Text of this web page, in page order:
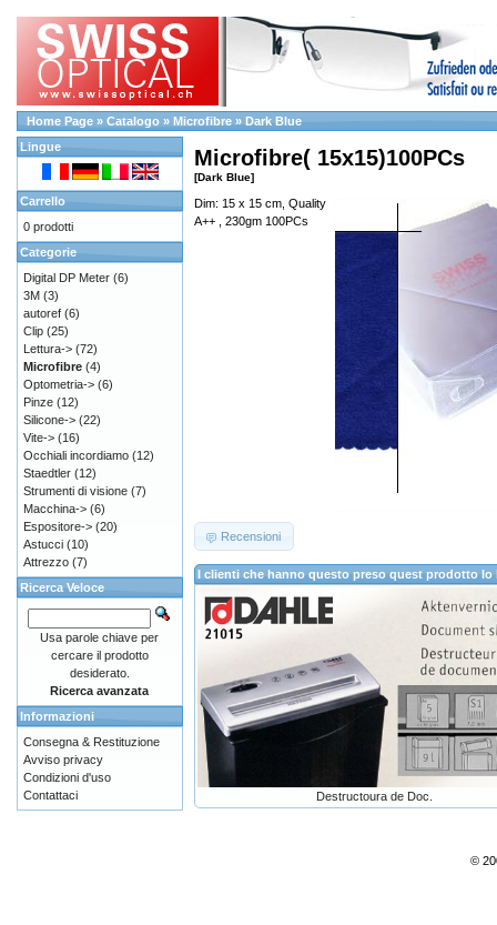
Home Page » Catalogo » Microfibre » Dark Blue
Microfibre( 15x15)100PCs
[Dark Blue]
Dim: 15 x 15 cm, Quality
A++ , 230gm 100PCs
Recensioni
I clienti che hanno questo preso quest prodotto
Destructoura de Doc.
Lingue
Carrello
0 prodotti
Categorie
Digital DP Meter (6)
3M (3)
autoref (6)
Clip (25)
Lettura-> (72)
Microfibre (4)
Optometria-> (6)
Pinze (12)
Silicone-> (22)
Vite-> (16)
Occhiali incordiamo (12)
Staedtler (12)
Strumenti di visione (7)
Macchina-> (6)
Espositore-> (20)
Astucci (10)
Attrezzo (7)
Ricerca Veloce
Usa parole chiave per
cercare il prodotto
desiderato.
Ricerca avanzata
Informazioni
Consegna & Restituzione
Avviso privacy
Condizioni d'uso
Contattaci
©